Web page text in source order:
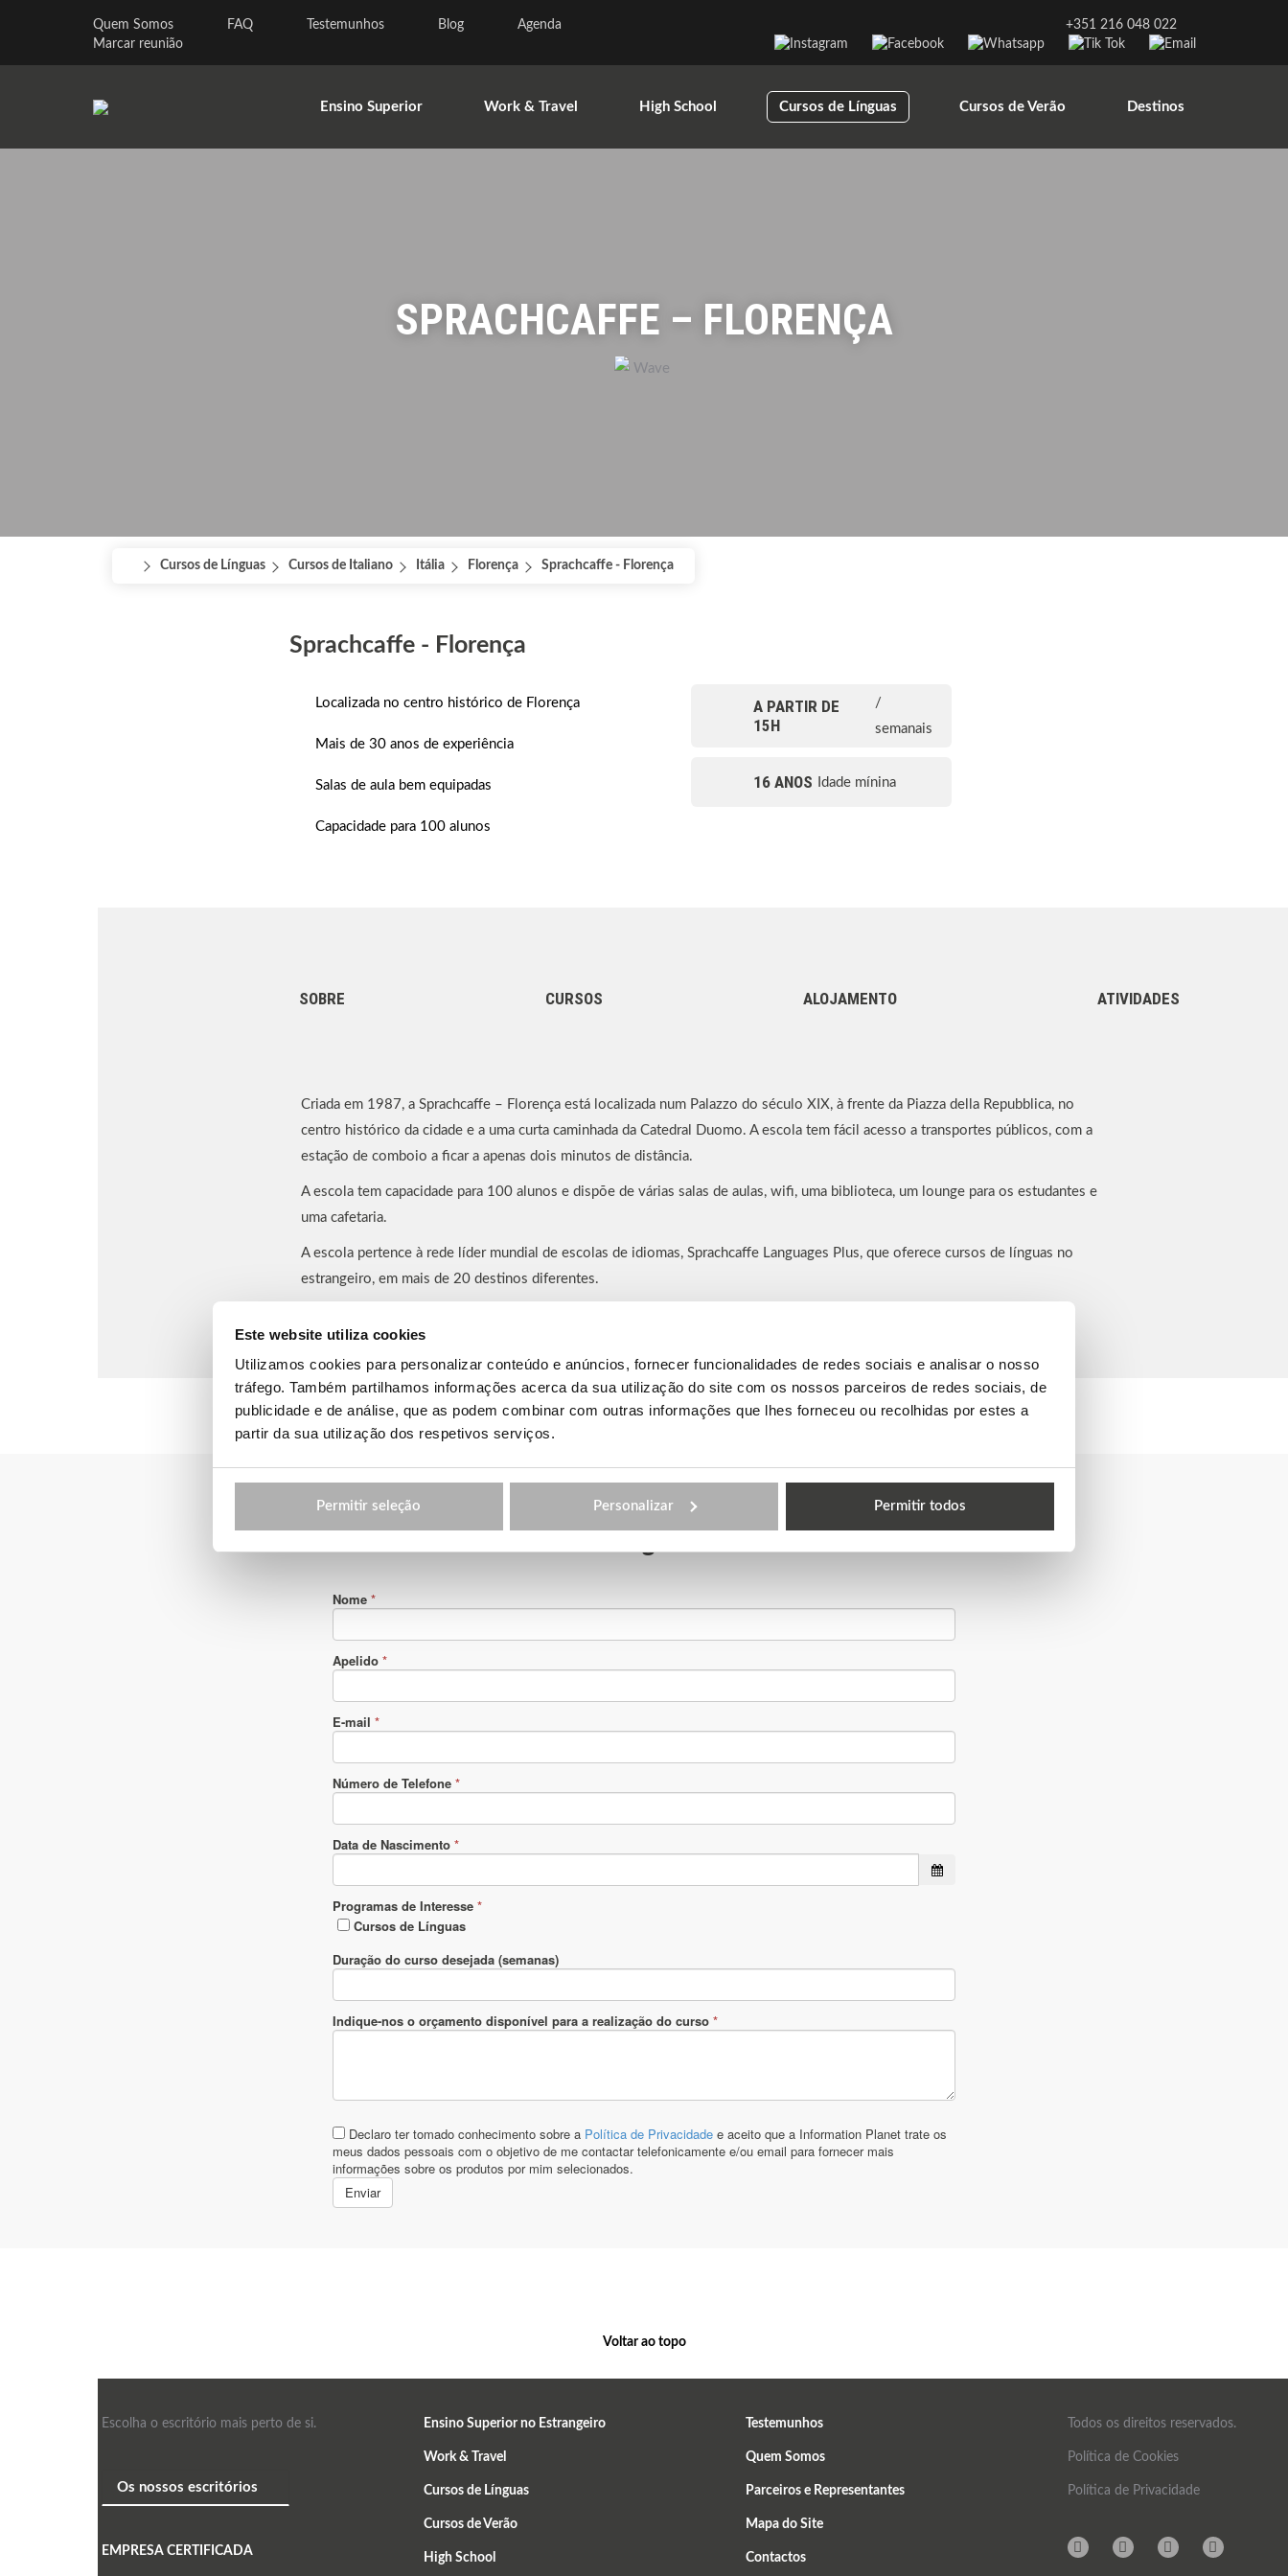
Este website utiliza cookies
Utilizamos cookies para personalizar conteúdo e anúncios, fornecer funcionalidades de redes sociais e analisar o nosso
tráfego. Também partilhamos informações acerca da sua utilização do site com os nossos parceiros de redes sociais, de
publicidade e de análise, que as podem combinar com outras informações que lhes forneceu ou recolhidas por estes a
partir da sua utilização dos respetivos serviços.
Permitir seleção Personalizar Permitir todos
Quem Somos FAQ Testemunhos Blog
Agenda
Marcar reunião
+351 216 048 022
Ensino Superior Work & Travel High School Cursos de Línguas Cursos de Verão Destinos
SPRACHCAFFE – FLORENÇA
Cursos de Línguas Cursos de Italiano Itália Florença Sprachcaffe - Florença
Sprachcaffe - Florença
Localizada no centro histórico de Florença
Mais de 30 anos de experiência
Salas de aula bem equipadas
Capacidade para 100 alunos
A PARTIR DE
15H
/
semanais
16 ANOS Idade mínina
SOBRE CURSOS ALOJAMENTO ATIVIDADES
Criada em 1987, a Sprachcaffe – Florença está localizada num Palazzo do século XIX, à frente da Piazza della Repubblica, no
centro histórico da cidade e a uma curta caminhada da Catedral Duomo. A escola tem fácil acesso a transportes públicos, com a
estação de comboio a ficar a apenas dois minutos de distância.
A escola tem capacidade para 100 alunos e dispõe de várias salas de aulas, wifi, uma biblioteca, um lounge para os estudantes e
uma cafetaria.
A escola pertence à rede líder mundial de escolas de idiomas, Sprachcaffe Languages Plus, que oferece cursos de línguas no
estrangeiro, em mais de 20 destinos diferentes.
Contacta-nos para obter mais informação e marcar a tua
Voltar ao topo
Escolha o escritório mais perto de si.
EMPRESA CERTIFICADA
Ensino Superior no Estrangeiro
Work & Travel
Cursos de Línguas
Cursos de Verão
High School
Testemunhos
Quem Somos
Parceiros e Representantes
Mapa do Site
Contactos
Todos os direitos reservados.
Política de Cookies
Política de Privacidade
InstagramFacebookLinkedinMail